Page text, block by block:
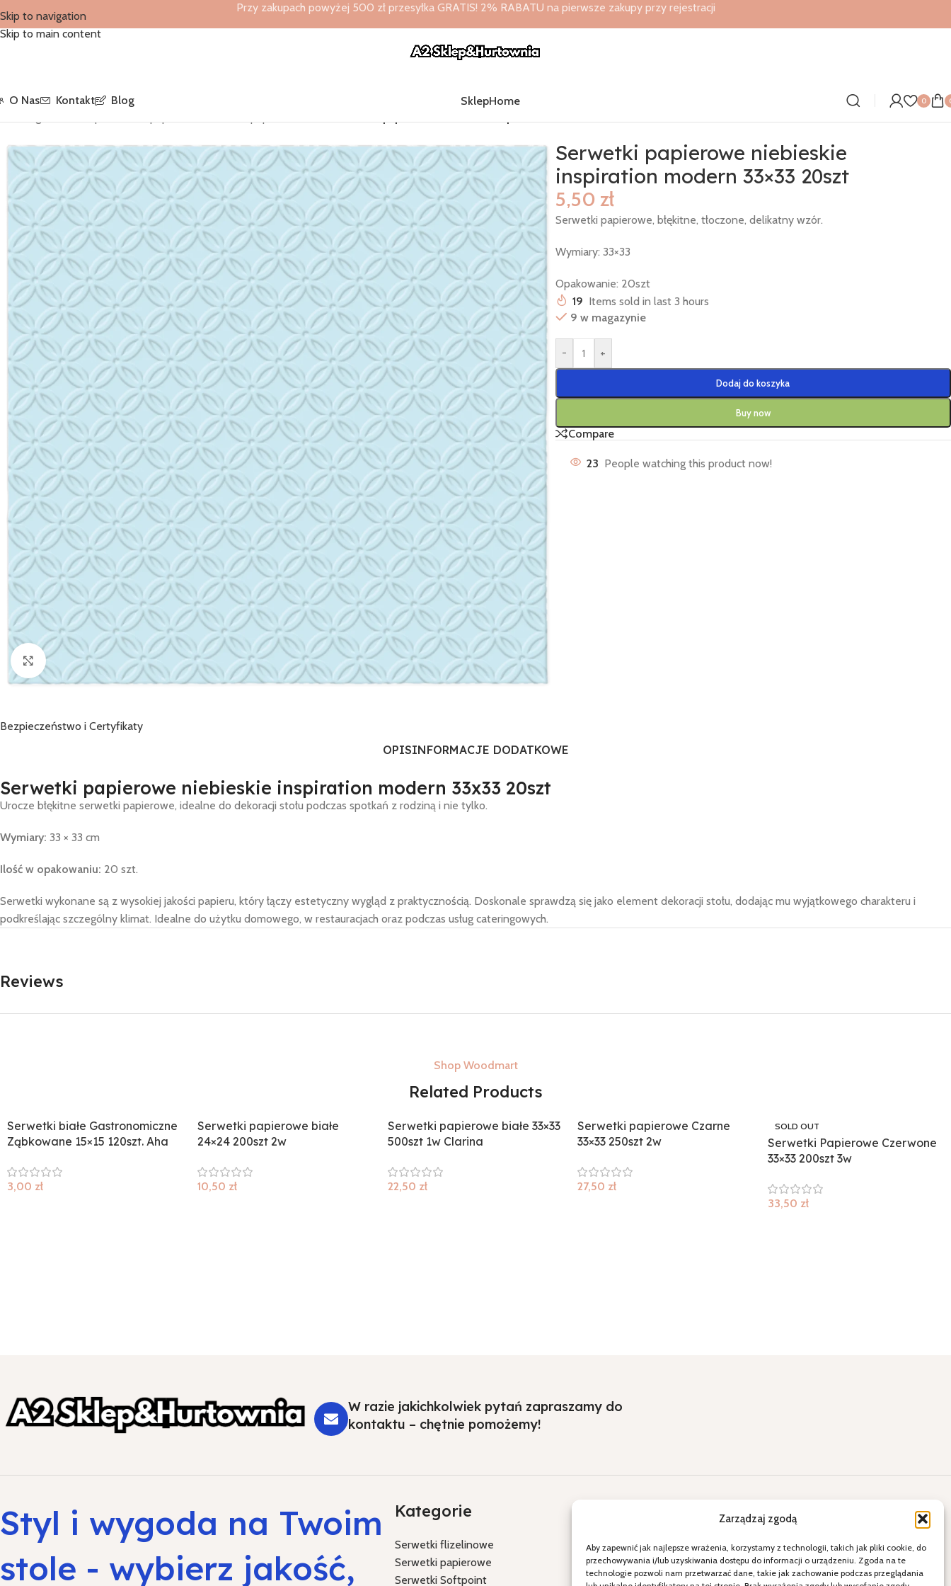
Zarządzaj zgodą
Aby zapewnić jak najlepsze wrażenia, korzystamy z technologii, takich jak pliki cookie, do
przechowywania i/lub uzyskiwania dostępu do informacji o urządzeniu. Zgoda na te
technologie pozwoli nam przetwarzać dane, takie jak zachowanie podczas przeglądania
Skip to navigation
Skip to main content
Przy zakupach powyżej 500 zł przesyłka GRATIS! 2% RABATU na pierwsze zakupy przy rejestracji
O Nas Kontakt Blog SklepHome 0
Click to enlarge
Serwetki papierowe niebieskie
inspiration modern 33×33 20szt
5,50 zł
Serwetki papierowe, błękitne, tłoczone, delikatny wzór.
Wymiary: 33×33
Opakowanie: 20szt
19 Items sold in last 3 hours
9 w magazynie
- +
Dodaj do koszyka
Buy now
Compare
23 People watching this product now!
Bezpieczeństwo i Certyfikaty
OPISINFORMACJE DODATKOWE
Serwetki papierowe niebieskie inspiration modern 33x33 20szt
Urocze błękitne serwetki papierowe, idealne do dekoracji stołu podczas spotkań z rodziną i nie tylko.
Wymiary: 33 × 33 cm
Ilość w opakowaniu: 20 szt.
Serwetki wykonane są z wysokiej jakości papieru, który łączy estetyczny wygląd z praktycznością. Doskonale sprawdzą się jako element dekoracji stołu, dodając mu wyjątkowego charakteru i
podkreślając szczególny klimat. Idealne do użytku domowego, w restauracjach oraz podczas usług cateringowych.
Reviews
Shop Woodmart
Related Products
Serwetki białe Gastronomiczne
Ząbkowane 15×15 120szt. Aha
3,00 zł
Serwetki papierowe białe
24×24 200szt 2w
10,50 zł
Serwetki papierowe białe 33×33
500szt 1w Clarina
22,50 zł
Serwetki papierowe Czarne
33×33 250szt 2w
27,50 zł
SOLD OUT
Serwetki Papierowe Czerwone
33×33 200szt 3w
33,50 zł
W razie jakichkolwiek pytań zapraszamy do
kontaktu – chętnie pomożemy!
Styl i wygoda na Twoim
stole - wybierz jakość,
Kategorie
Serwetki flizelinowe
Serwetki papierowe
Serwetki Softpoint
Chrzest Święty
Komunia Święta
Ślub i wesele
Kontakt
E-mail: a2.sklepihurtownia@vp.pl
Telefon: 538 678 797
21-080 Garbów ul. Krakowskie